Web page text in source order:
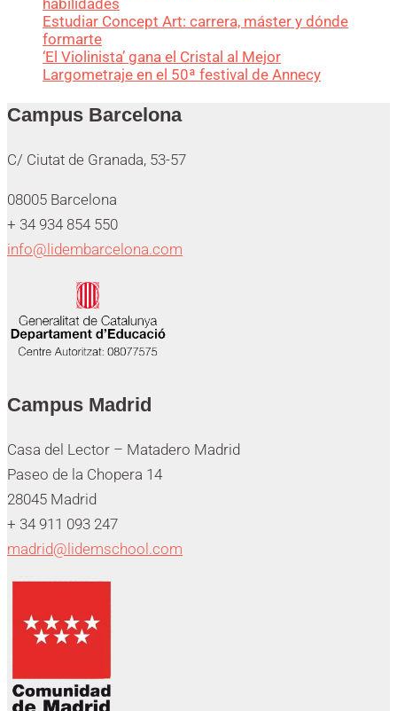
Estudiar Concept Art: carrera, máster y dónde
formarte
‘El Violinista’ gana el Cristal al Mejor
Largometraje en el 50ª festival de Annecy
Campus Barcelona
C/ Ciutat de Granada, 53-57
08005 Barcelona
+ 34 934 854 550
info@lidembarcelona.com
Campus Madrid
Casa del Lector – Matadero Madrid
Paseo de la Chopera 14
28045 Madrid
+ 34 911 093 247
madrid@lidemschool.com